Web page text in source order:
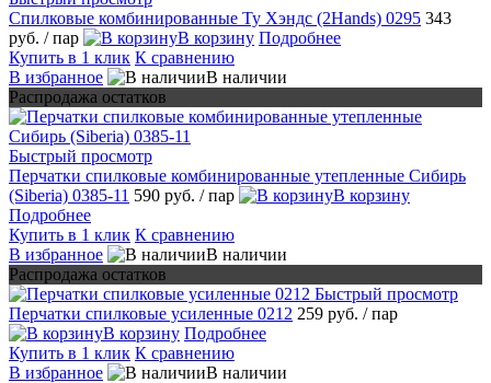
Спилковые комбинированные Ту Хэндс (2Hands) 0295 343
руб. / пар В корзину Подробнее
Купить в 1 клик К сравнению
В избранное
В наличии
Распродажа остатков
Быстрый просмотр
Перчатки спилковые комбинированные утепленные Сибирь
(Siberia) 0385-11 590 руб. / пар
В корзину
Подробнее
Купить в 1 клик К сравнению
В избранное
В наличии
Распродажа остатков
Быстрый просмотр
Перчатки спилковые усиленные 0212 259 руб. / пар
В корзину Подробнее
Купить в 1 клик К сравнению
В избранное
В наличии